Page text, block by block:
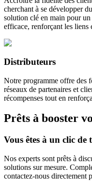
cherchant à se développer
solution clé en main pour
efficace, renforçant les liens
Distributeurs
Notre programme offre des
réseaux de partenaires et
récompenses tout en
Prêts à booster
Vous êtes à un clic de
Nos experts sont prêts à
solutions sur mesure.
contactez-nous directement